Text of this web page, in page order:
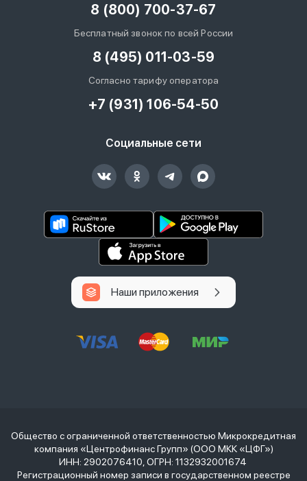
8 (800) 700-37-67
Бесплатный звонок по всей России
8 (495) 011-03-59
Согласно тарифу оператора
+7 (931) 106-54-50
Социальные сети
Наши приложения
Общество с ограниченной ответственностью Микрокредитная
компания «Центрофинанс Групп» (ООО МКК «ЦФГ»)
ИНН: 2902076410, ОГРН: 1132932001674
Регистрационный номер записи в государственном реестре
Войти под другим номером